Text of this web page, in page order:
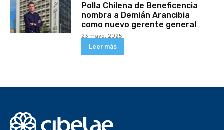
Polla Chilena de Beneficencia
nombra a Demián Arancibia
como nuevo gerente general
23 mayo, 2025
Leer más